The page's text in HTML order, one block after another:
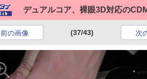
デュアルコア、裸眼3D対応の
前の画像 (37/43) 次